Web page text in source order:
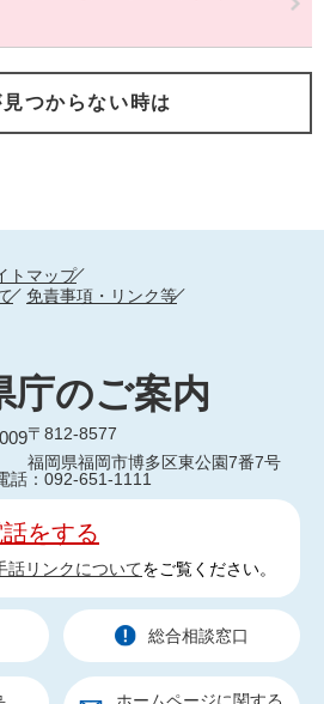
つからない時は
トマップ
免責事項・リンク等
庁のご案内
〒812-8577
福岡県福岡市博多区東公園7番7号
話：092-651-1111
をする
話リンクについてをご覧ください。
総合相談窓口